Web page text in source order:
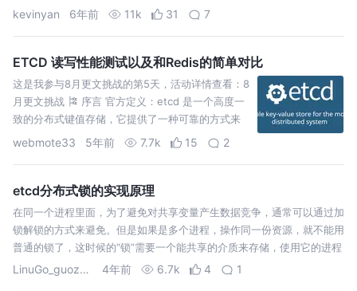
用强一致性的键值仓库在很多分布式系统架构中得到了广泛的应用，其最
kevinyan 6年前 11k 31 7
ETCD 读写性能测试以及和Redis的简单对比
这是我参与8月更文挑战的第5天，活动详情查看：8
月更文挑战 🎏 序言 官方定义：etcd 是一个高度一
致的分布式键值存储，它提供了一种可靠的方式来
存储需要由分布式系统或机器集群访问的数据。它
webmote33 5年前 7.7k 15 2
etcd分布式锁的实现原理
在同一个进程里面，为了避免对共享变量产生数据竞争，通常可以通过加
锁解锁的方式来避免。但是如果是多个进程，操作同一份资源，就不能用
普通的锁了，这时候的“锁”需要一个能共享的介质来存储，使用它的进程
可以通
LinuGo_guozhao 4年前 6.7k 4 1